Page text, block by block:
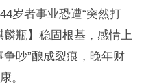
岁者事业恐遭“突然打
瓶】稳固根基，感情上
吵”酿成裂痕，晚年财
。